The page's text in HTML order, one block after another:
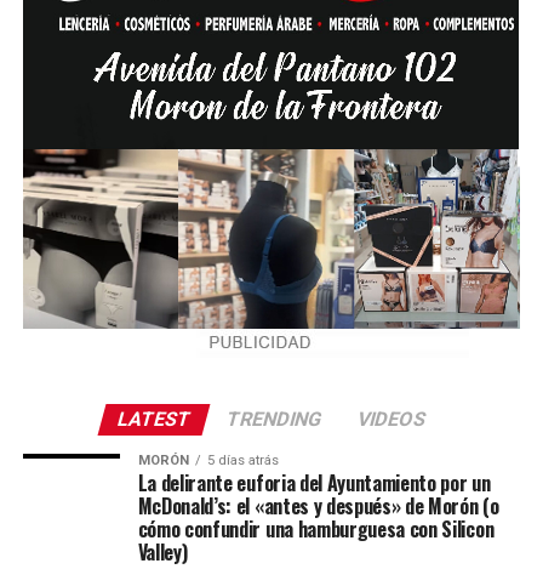
LATEST TRENDING VIDEOS
MORÓN 5 días atrás
La delirante euforia del Ayuntamiento por un
McDonald’s: el «antes y después» de Morón (o
cómo confundir una hamburguesa con Silicon
Valley)